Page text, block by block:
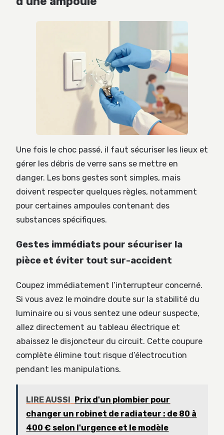
Une fois le choc passé, il faut sécuriser les lieux et
gérer les débris de verre sans se mettre en
danger. Les bons gestes sont simples, mais
doivent respecter quelques règles, notamment
pour certaines ampoules contenant des
substances spécifiques.
Gestes immédiats pour sécuriser la
pièce et éviter tout sur-accident
Coupez immédiatement l’interrupteur concerné.
Si vous avez le moindre doute sur la stabilité du
luminaire ou si vous sentez une odeur suspecte,
allez directement au tableau électrique et
abaissez le disjoncteur du circuit. Cette coupure
complète élimine tout risque d’électrocution
pendant les manipulations.
LIRE AUSSI Prix d'un plombier pour
changer un robinet de radiateur : de 80 à
400 € selon l'urgence et le modèle